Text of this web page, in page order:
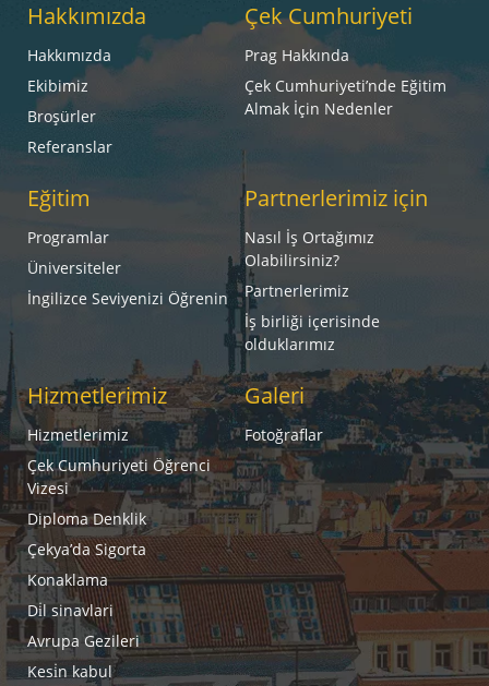
Hakkımızda
Hakkımızda
Ekibimiz
Broşürler
Referanslar
Çek Cumhuriyeti
Prag Hakkında
Çek Cumhuriyeti’nde Eğitim
Almak İçin Nedenler
Eğitim
Programlar
Üniversiteler
İngilizce Seviyenizi Öğrenin
Partnerlerimiz için
Nasıl İş Ortağımız
Olabilirsiniz?
Partnerlerimiz
İş birliği içerisinde
olduklarımız
Hizmetlerimiz
Hizmetlerimiz
Çek Cumhuriyeti Öğrenci
Vizesi
Diploma Denklik
Çekya’da Sigorta
Konaklama
Di̇l sinavlari
Avrupa Gezileri
Kesi̇n kabul
Galeri
Fotoğraflar